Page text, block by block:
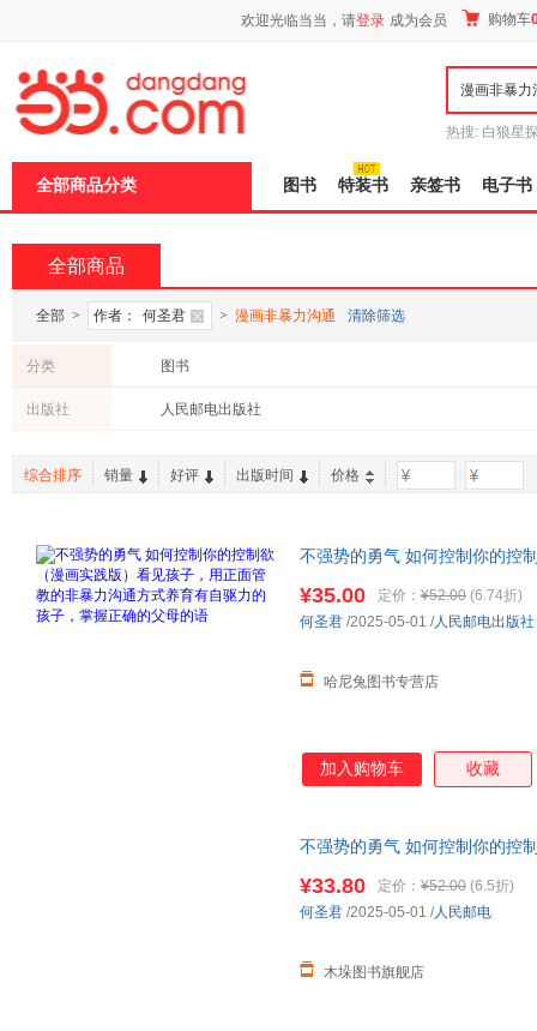
欢迎光临当当，请登录 成为会员 购物车
热搜: 白狼星
全部商品分类 图书 特装书 亲签书 电子书
全部商品
全部 > 作者： 何圣君 > 漫画非暴力沟通 清除筛选
分类 图书
出版社 人民邮电出版社
综合排序 销量 好评 出版时间 价格 -
不强势的勇气 如何控制你的控
发票
¥35.00 定价： ¥52.00 (6.74折)
哈尼兔图书专营店
何圣君 /2025-05-01 /人民邮电出版社
加入购物车 收藏
不强势的勇气 如何控制你的控
¥33.80 定价： ¥52.00 (6.5折)
木垛图书旗舰店
何圣君 /2025-05-01 /人民邮电
页
加